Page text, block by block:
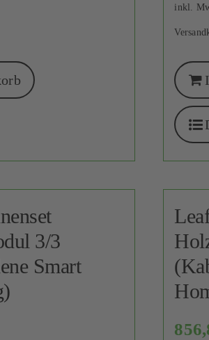
inkl.
3/3
Smart